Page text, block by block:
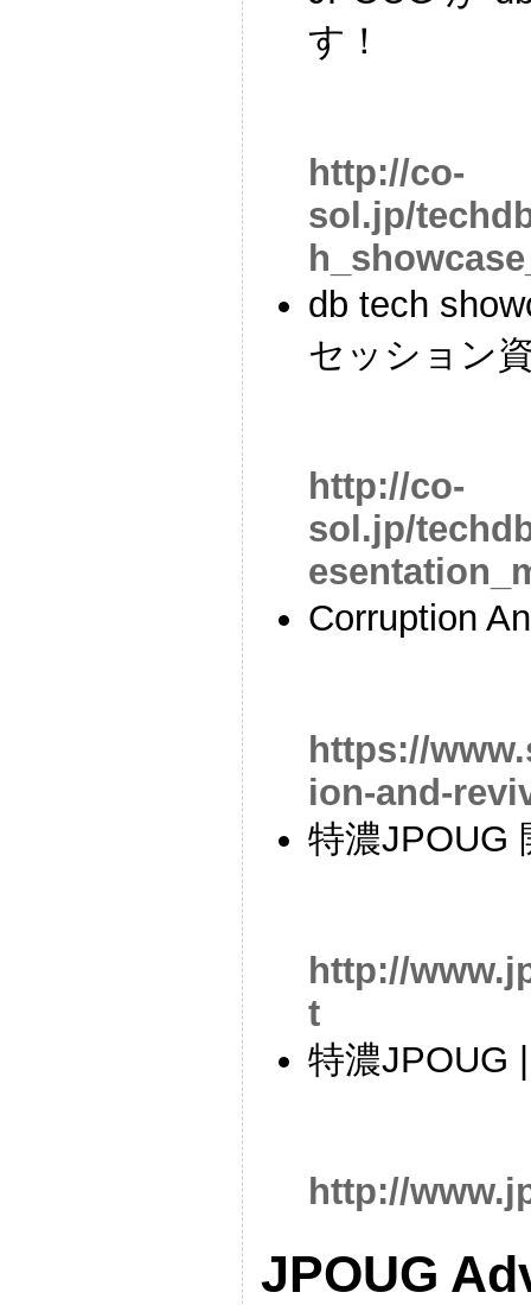
す！
http://co-
sol.jp/
db tech
セッション
http://co-
sol.jp/
Corruption
https://
ion-and-
特濃JPOUG
http://
t
特濃JPOUG
http://
JPOUG